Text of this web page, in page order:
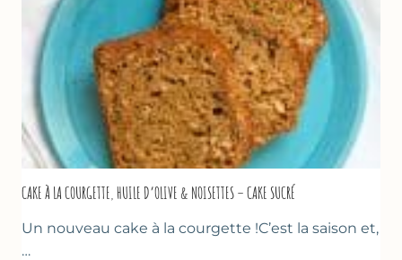
CAKE À LA COURGETTE, HUILE D’OLIVE & NOISETTES – CAKE SUCRÉ
Un nouveau cake à la courgette !C’est la saison et,
…